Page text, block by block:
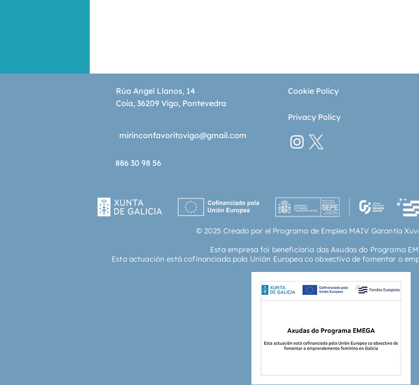
Rúa Angel Llanos, 14
Coia, 36209 Vigo, Pontevedra
mirinconfavoritovigo@gmail.com
886 30 98 56
Cookie Policy
Privacy Policy
© 2025 Creado por el Programa de Empleo MAIV Garantía
Esta empresa foi beneficiaria das Axudas do Programa
Esta actuación está cofinanciada pola Unión Europea co obxectivo de fomentar o